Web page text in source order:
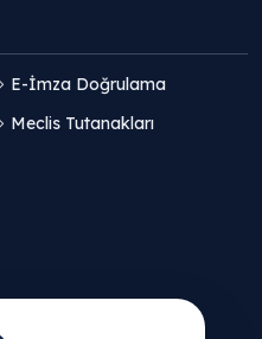
E-İmza Doğrulama
Meclis Tutanakları